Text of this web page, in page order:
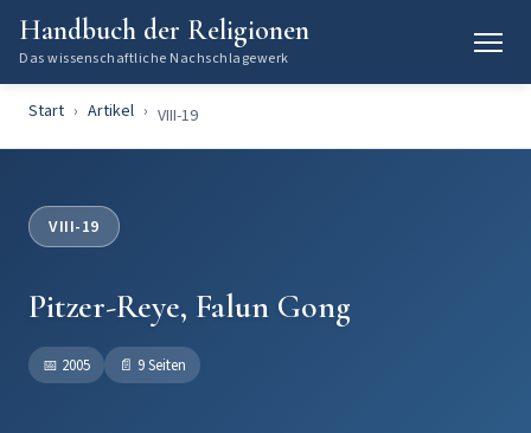
Handbuch der Religionen
Das wissenschaftliche Nachschlagewerk
Start Artikel VIII-19
VIII-19
Pitzer-Reye, Falun Gong
📅 2005 📄 9 Seiten